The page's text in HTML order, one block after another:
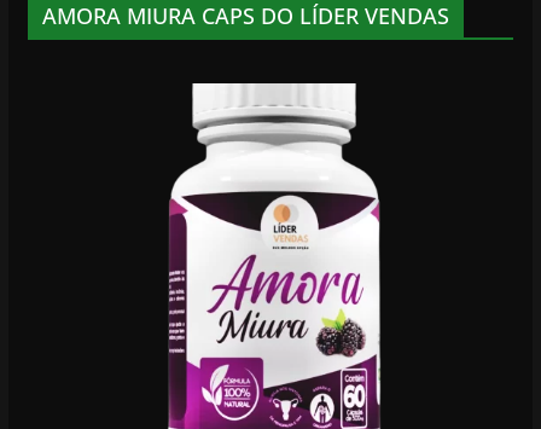
AMORA MIURA CAPS DO LÍDER VENDAS